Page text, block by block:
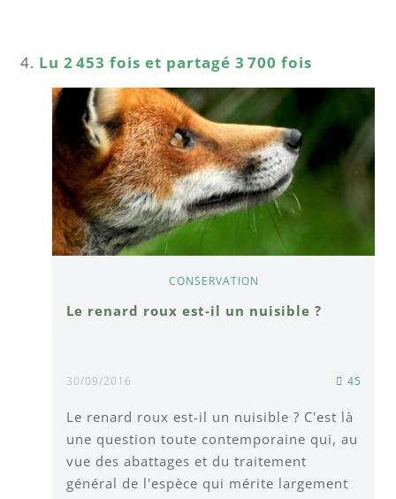
Lu 2 453 fois et partagé 3 700 fois
CONSERVATION
Le renard roux est-il un nuisible ?
30/09/2016 45
Le renard roux est-il un nuisible ? C'est là
une question toute contemporaine qui, au
vue des abattages et du traitement
général de l'espèce qui mérite largement